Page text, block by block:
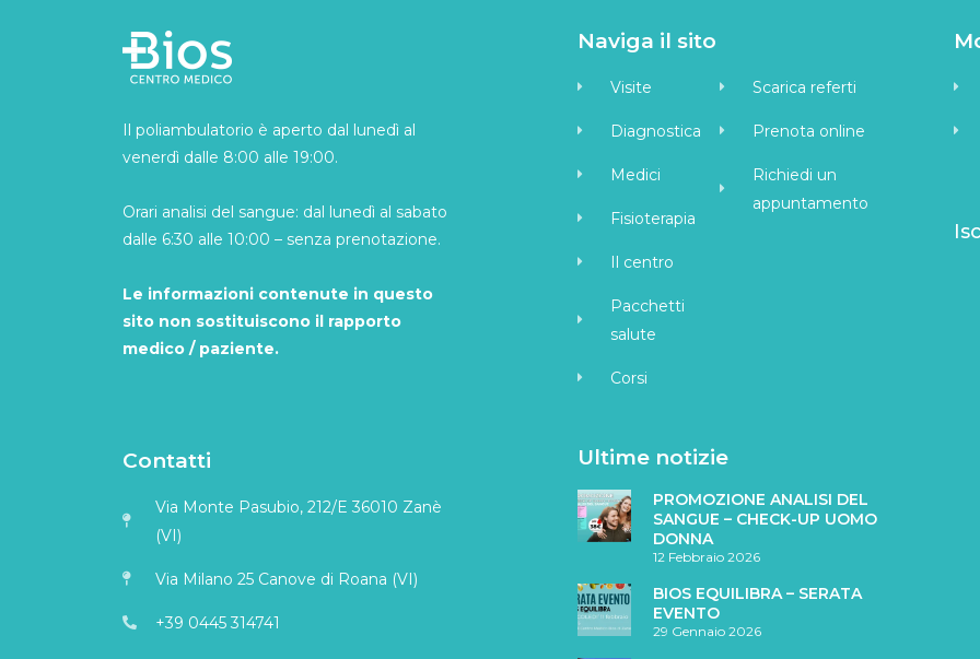
Il poliambulatorio è aperto dal lunedì al
venerdì dalle 8:00 alle 19:00.
Orari analisi del sangue: dal lunedì al sabato
dalle 6:30 alle 10:00 – senza prenotazione.
Le informazioni contenute in questo
sito non sostituiscono il rapporto
medico / paziente.
Contatti
Via Monte Pasubio, 212/E 36010 Zanè
(VI)
Via Milano 25 Canove di Roana (VI)
+39 0445 314741
Naviga il sito
Visite
Diagnostica
Medici
Fisioterapia
Il centro
Pacchetti
salute
Corsi
Scarica referti
Prenota online
Richiedi un
appuntamento
Ultime notizie
PROMOZIONE ANALISI DEL
SANGUE – CHECK-UP UOMO
DONNA
12 Febbraio 2026
BIOS EQUILIBRA – SERATA
EVENTO
29 Gennaio 2026